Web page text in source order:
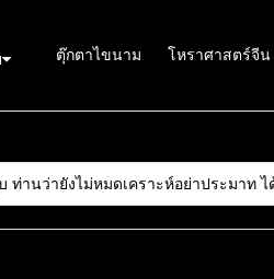
ตุ๊กตาไขนาม โหราศาสตร์จีน
ท่านว่ายังไม่หมดเคราะห์อย่าประมาท